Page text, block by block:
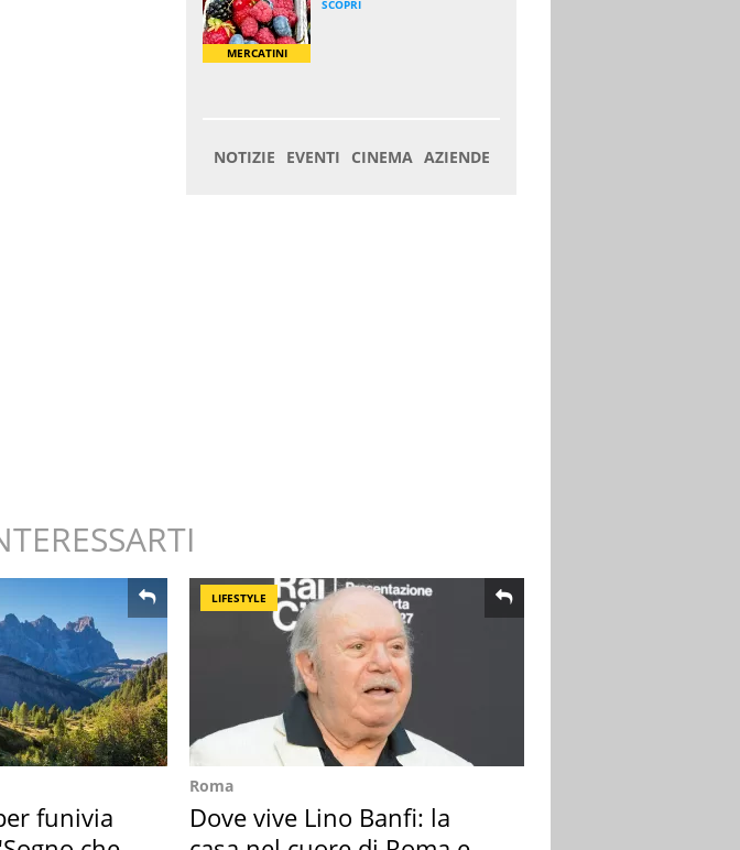
funivia
LIFESTYLE
Roma
Dove vive Lino Banfi: la